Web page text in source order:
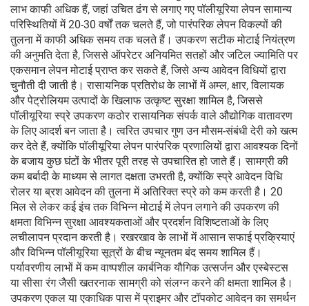
लाभ काफी अधिक हैं, जहां उचित ढंग से लगाए गए पॉलीयूरिया लेपन सामान्य
परिस्थितियों में 20-30 वर्षों तक चलते हैं, जो पारंपरिक लेपन विकल्पों की
तुलना में काफी अधिक समय तक चलते हैं। उपकरण सटीक मोटाई नियंत्रण
की अनुमति देता है, जिससे ऑपरेटर अनियमित सतहों और जटिल ज्यामिति पर
एकसमान लेपन मोटाई प्राप्त कर सकते हैं, जिसे अन्य आवेदन विधियों द्वारा
चुनौती दी जाती है। रासायनिक प्रतिरोध के लाभों में अम्ल, क्षार, विलायक
और पेट्रोलियम उत्पादों के खिलाफ उत्कृष्ट सुरक्षा शामिल है, जिससे
पॉलीयूरिया स्प्रे उपकरण कठोर रासायनिक संपर्क वाले औद्योगिक वातावरण
के लिए आदर्श बन जाता है। त्वरित उपचार गुण उन मौसम-संबंधी देरी को खत्म
कर देते हैं, क्योंकि पॉलीयूरिया लेपन पारंपरिक प्रणालियों द्वारा आवश्यक दिनों
के बजाय कुछ घंटों के भीतर पूरी तरह से उपचारित हो जाते हैं। सामग्री की
कम बर्बादी के माध्यम से लागत दक्षता उभरती है, क्योंकि स्प्रे आवेदन विधि
रोलर या ब्रश आवेदन की तुलना में अतिरिक्त स्प्रे को कम करती है। 20
मिल से लेकर कई इंच तक विभिन्न मोटाई में लेपन लगाने की उपकरण की
क्षमता विभिन्न सुरक्षा आवश्यकताओं और प्रदर्शन विशिष्टताओं के लिए
लचीलापन प्रदान करती है। रखरखाव के लाभों में आसान सफाई प्रक्रियाएं
और विभिन्न पॉलीयूरिया सूत्रों के बीच न्यूनतम बंद समय शामिल हैं।
पर्यावरणीय लाभों में कम वाष्पशील कार्बनिक यौगिक उत्सर्जन और एस्बेस्टस
या सीसा रंग जैसी खतरनाक सामग्री को संलग्न करने की क्षमता शामिल है।
उपकरण एकल या एकाधिक पास में प्राइमर और टॉपकोट आवेदन का समर्थन